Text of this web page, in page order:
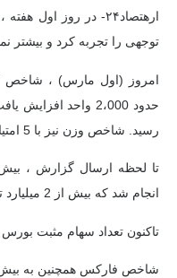
ارهتصاد۲۴-
در روز اول هفته
توجهی را تجربه کرد و بیشتر
رسید. شاخص وزن نیز با 5 امتیاز افزایش یافته است.
انجام شد که بیش از 2 میلیارد تومن بود.
تاکنون تعداد سهام مثبت
شاخص فارکس همچنین به بیش از 2 واحد به 6،600 واحد